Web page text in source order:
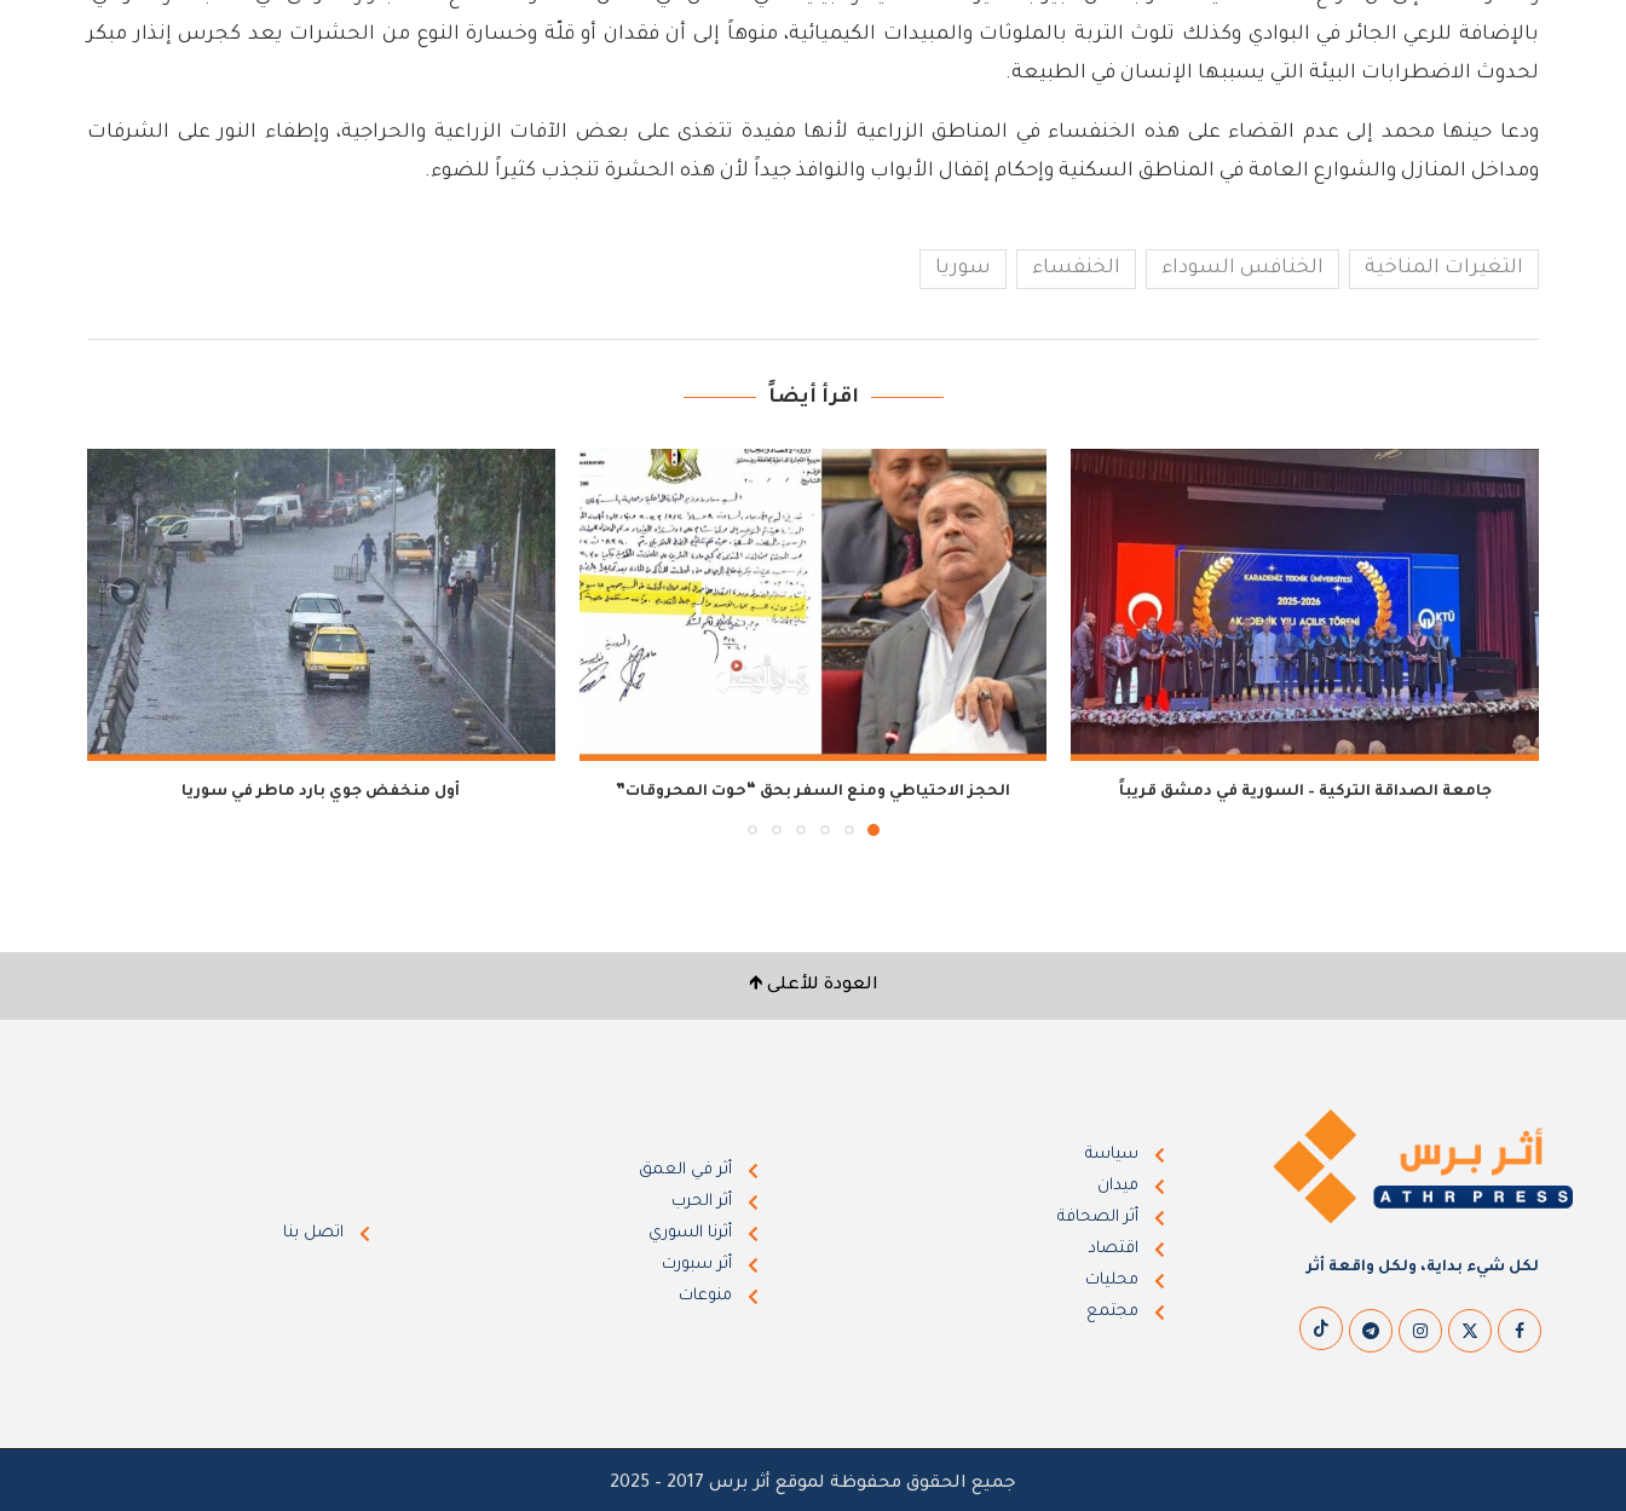
بالإضافة للرعي الجائر في البوادي وكذلك تلوث التربة بالملوثات والمبيدات الكيميائية، منوهاً إلى أن فقدان أو قلّة وخسارة النوع من الحشرات يعد كجرس إنذار مبكر
لحدوث الاضطرابات البيئة التي يسببها الإنسان في الطبيعة.
ودعا حينها محمد إلى عدم القضاء على هذه الخنفساء في المناطق الزراعية لأنها مفيدة تتغذى على بعض الآفات الزراعية والحراجية، وإطفاء النور على الشرفات
ومداخل المنازل والشوارع العامة في المناطق السكنية وإحكام إقفال الأبواب والنوافذ جيداً لأن هذه الحشرة تنجذب كثيراً للضوء.
التغيرات المناخية الخنافس السوداء الخنفساء سوريا
اقرأ أيضاً
جامعة الصداقة التركية – السورية في دمشق قريباً الحجز الاحتياطي ومنع السفر بحق “حوت المحروقات” أول منخفض جوي بارد ماطر في سوريا
العودة للأعلى 🡹
لكل شيء بداية، ولكل واقعة أثر
سياسة
ميدان
أثر الصحافة
اقتصاد
محليات
مجتمع
أثر في العمق
أثر الحرب
أثرنا السوري
أثر سبورت
منوعات
اتصل بنا
جميع الحقوق محفوظة لموقع أثر برس 2017 – 2025